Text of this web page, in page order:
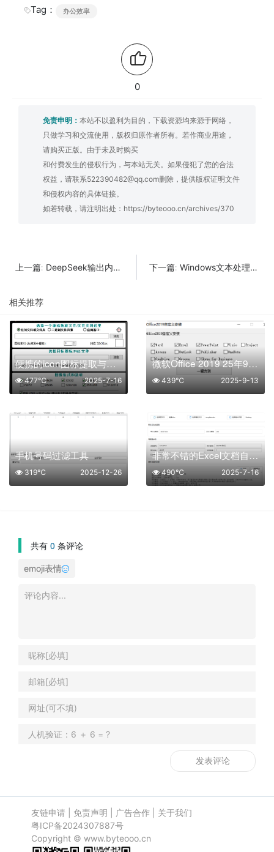
Tag： 办公效率
0
免责申明： 本站不以盈利为目的，下载资源均来源于网络，
只做学习和交流使用，版权归原作者所有。若作商业用途，
请购买正版。由于未及时购买
和付费发生的侵权行为，与本站无关。如果侵犯了您的合法
权益，请联系522390482@qq.com删除，提供版权证明文件
和侵权内容的具体链接。
如若转载，请注明出处： https://byteooo.cn/archives/370
上一篇: DeepSeek输出内容转WORD文档：让文案处理更高效！ 下一篇: Windows文本处理工具：高效处理文本，提升办公效率！
相关推荐
便携的icon图标提取与转换神器
2025-7-16
477℃
微软Office 2019 25年9月授权版
2025-9-13
439℃
手机号码过滤工具
2025-12-26
319℃
非常不错的Excel文档自动化处理工具
2025-7-16
490℃
共有 0 条评论
emoji表情
友链申请| 免责声明 广告合作| 关于我们
粤ICP备2024307887号
Copyright © www.byteooo.cn